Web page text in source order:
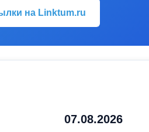
на Linktum.ru
07.08.2026